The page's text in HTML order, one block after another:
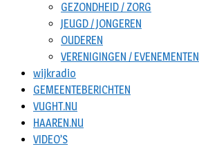
GEZONDHEID / ZORG
JEUGD / JONGEREN
OUDEREN
VERENIGINGEN / EVENEMENTEN
wijkradio
GEMEENTEBERICHTEN
VUGHT.NU
HAAREN.NU
VIDEO’S